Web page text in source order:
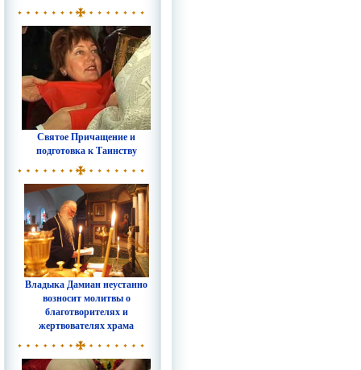
Святое Причащение и
подготовка к Таинству
Владыка Дамиан неустанно
возносит молитвы о
благотворителях и
жертвователях храма